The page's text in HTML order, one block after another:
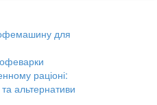
для
раціоні:
альтернативи